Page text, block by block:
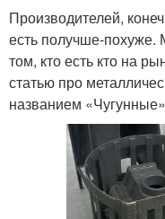
Производителей,
есть получше-
том, кто есть кто на
статью про
названием